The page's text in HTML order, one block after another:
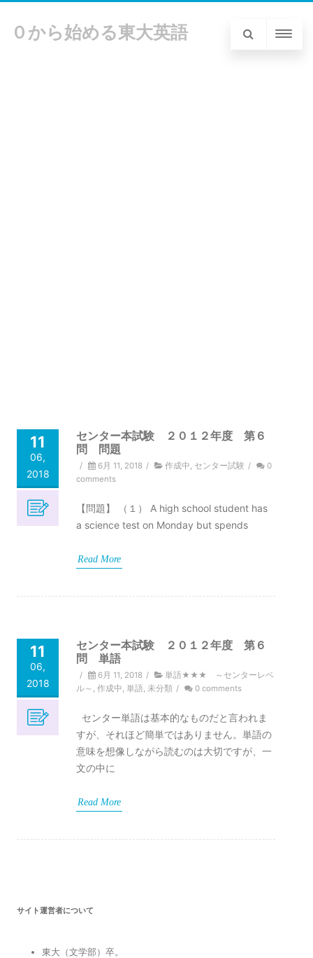
０から始める東大英語
11
06,
2018
センター本試験 ２０１２年度 第６
問 問題
/ 6月 11, 2018 / 作成中, センター試験 /
0
comments
【問題】 （１） A high school student has
a science test on Monday but spends
Read More
11
06,
2018
センター本試験 ２０１２年度 第６
問 単語
/ 6月 11, 2018 /
単語★★★ ～センターレベ
ル～ , 作成中, 単語, 未分類 / 0 comments
センター単語は基本的なものだと言われま
すが、それほど簡単ではありません。単語の
意味を想像しながら読むのは大切ですが、一
文の中に
Read More
サイト運営者について
東大（文学部）卒。